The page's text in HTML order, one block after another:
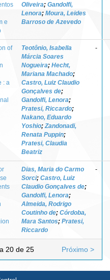
e
Oliveira; Gandolfi,
Lenora; Moura, Leides
Barroso de Azevedo
of
: a
Teotônio, Isabella
Márcia Soares
Nogueira; Hecht,
Mariana Machado;
Castro, Luiz Claudio
Gonçalves de;
Gandolfi, Lenora;
Pratesi, Riccardo;
Nakano, Eduardo
Yoshio; Zandonadi,
Renata Puppin;
Pratesi, Claudia
Beatriz
-
Dias, Maria do Carmo
Sorci; Castro, Luiz
Claudio Gonçalves de;
Gandolfi, Lenora;
Almeida, Rodrigo
Coutinho de; Córdoba,
Mara Santos; Pratesi,
Riccardo
-
20 de 25 Próximo >